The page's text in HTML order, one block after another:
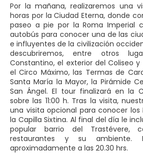
Por la mañana, realizaremos una
horas por la Ciudad Eterna, donde
paseo a pie por la Roma Imperial
autobús para conocer una de las
e influyentes de la civilización
descubriremos, entre otros
Constantino, el exterior del Coliseo y
el Circo Máximo, las Termas de
Santa María la Mayor, la Pirámide
San Ángel. El tour finalizará en la
sobre las 11:00 h. Tras la visita,
una visita opcional para conocer los
la Capilla Sixtina. Al final del día le
popular barrio del Trastévere,
restaurantes y su ambiente.
aproximadamente a las 20.30 hrs.